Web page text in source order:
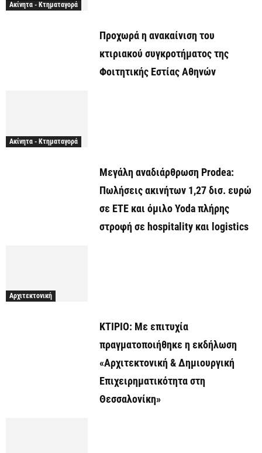
Ακίνητα - Κτηματαγορά
Προχωρά η ανακαίνιση του
κτιριακού συγκροτήματος της
Φοιτητικής Εστίας Αθηνών
Ακίνητα - Κτηματαγορά
Μεγάλη αναδιάρθρωση Prodea:
Πωλήσεις ακινήτων 1,27 δισ. ευρώ
σε ΕΤΕ και όμιλο Yoda πλήρης
στροφή σε hospitality και logistics
Αρχιτεκτονική
ΚΤΙΡΙΟ: Με επιτυχία
πραγματοποιήθηκε η εκδήλωση
«Αρχιτεκτονική & Δημιουργική
Επιχειρηματικότητα στη
Θεσσαλονίκη»